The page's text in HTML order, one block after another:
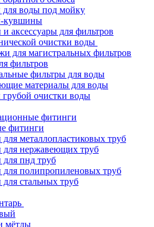
воды под мойку
кувшины
аксессуары для фильтров
очистки воды
для магистральных фильтров
фильтров
фильтры для воды
материалы для воды
очистки воды
фитинги
фитинги
металлопластиковых труб
нержавеющих труб
пнд труб
полипропиленовых труб
стальных труб
мётлы